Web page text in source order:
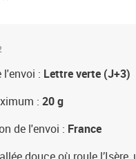
l'envoi : Lettre verte (J+3)
: 20 g
de l'envoi : France